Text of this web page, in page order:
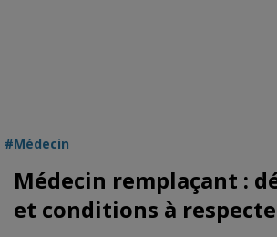
Médecin
Médecin remplaçant :
et conditions à